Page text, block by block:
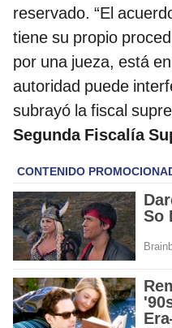
reservado. “El
tiene su propio
por una jueza, está
autoridad puede
subrayó la fiscal
Segunda Fiscalía